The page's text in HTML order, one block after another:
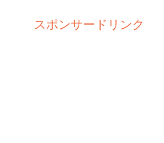
スポンサードリンク